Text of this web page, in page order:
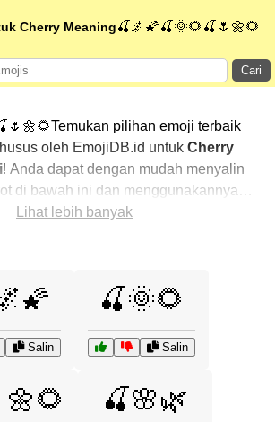
Cherry Meaning🍒🌌🌠🍒🌞🌻🍒🌷🌼🌻
Cari
pilihan emoji terbaik
oleh EmojiDB.id untuk Cherry
! Anda dapat dengan mudah menyalin
di bawah ini dan menggunakannya di
untuk menambahkan sentuhan
menemukan cara baru dalam
Lihat lebih banyak
Salin
🍒🌞🌻
Salin
🍒🌸🌿